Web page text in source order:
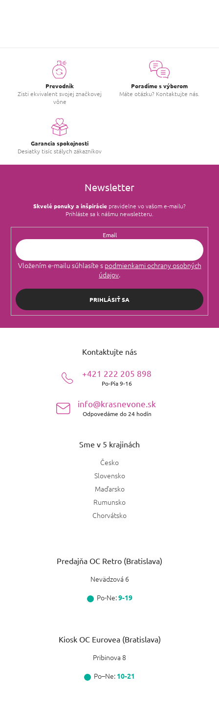
Prevodník
Zisti ekvivalent svojej značkovej
vône
Poradíme s výberom
Máte otázku? Kontaktujte nás.
Garancia spokojnosti
Desiatky tisíc stálych zákazníkov
Newsletter
Skvelé ponuky a inšpirácie pravidelne vo vašom e‑mailu?
Prihláste sa k nášmu newsletteru.
Email
Vložením e-mailu súhlasíte s podmienkami ochrany osobných
údajov.
PRIHLÁSIŤ SA
Kontaktujte nás
+421 222 205 898
Po-Pia 9-16
info@krasnevone.sk
Odpovedáme do 24 hodín
Sme v 5 krajinách
Česko
Slovensko
Maďarsko
Rumunsko
Chorvátsko
Predajňa OC Retro (Bratislava)
Nevädzová 6
Po-Ne:9-19
Kiosk OC Eurovea (Bratislava)
Pribinova 8
Po–Ne: 10-21